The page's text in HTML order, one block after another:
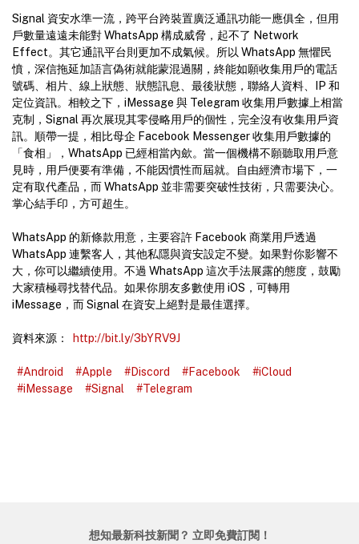
Signal 資安水準一流，跨平台跨裝置廣泛通訊功能一應俱全，但用
戶數量遠遠未能對 WhatsApp 構成威脅，起不了 Network
Effect。其它通訊平台則更加不成氣候。所以 WhatsApp 無懼民
憤，深信拖延加語言偽術就能蒙混過關，終能如願收集用戶的電話
號碼、相片、線上狀態、狀態訊息、最後狀態，聯絡人資料、IP 和
定位資訊。相較之下，iMessage 與 Telegram 收集用戶數據上相當
克制，Signal 再次展現其零侵略用戶的個性，完全沒有收集用戶資
訊。順帶一提，相比母企 Facebook Messenger 收集用戶數據的
「食相」，WhatsApp 已經相當內歛。當一個機構不願聽取用戶意
見時，用戶便要有準備，不能因慣性而屆就。自由經濟市場下，一
定有取代產品，而 WhatsApp 並非需要突破性技術，只需要決心。
掌心結手印，方可超生。
WhatsApp 的新條款用意，主要容許 Facebook 商業用戶透過
WhatsApp 連繫客人，其他私隱與資安設定不變。如果對你影響不
大，你可以繼續使用。不過 WhatsApp 這次手法展露的態度，鼓勵
大家積極尋找替代品。如果你朋友多數使用 iOS，可轉用
iMessage，而 Signal 在資安上絕對是最佳選擇。
資料來源： http://bit.ly/3bYRV9J
#Android #Apple #Discord #Facebook
#iCloud
#iMessage
#Signal #Telegram
想知最新科技新聞？ 立即免費訂閱！